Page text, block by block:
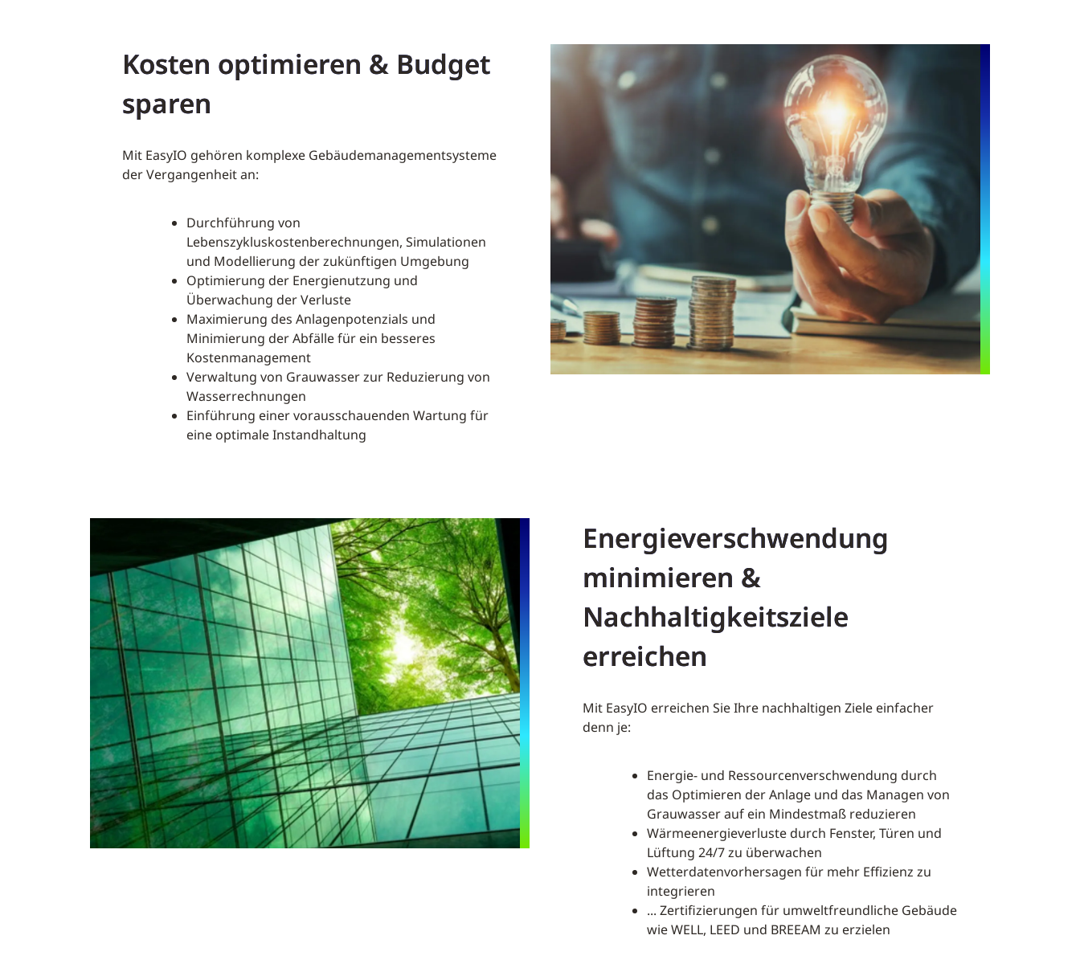
Kosten optimieren & Budget
sparen
Mit EasyIO gehören komplexe Gebäudemanagementsysteme
der Vergangenheit an:
Durchführung von
Lebenszykluskostenberechnungen, Simulationen
und Modellierung der zukünftigen Umgebung
Optimierung der Energienutzung und
Überwachung der Verluste
Maximierung des Anlagenpotenzials und
Minimierung der Abfälle für ein besseres
Kostenmanagement
Verwaltung von Grauwasser zur Reduzierung von
Wasserrechnungen
Einführung einer vorausschauenden Wartung für
eine optimale Instandhaltung
Energieverschwendung
minimieren &
Nachhaltigkeitsziele
erreichen
Mit EasyIO erreichen Sie Ihre nachhaltigen Ziele einfacher
denn je:
Energie- und Ressourcenverschwendung durch
das Optimieren der Anlage und das Managen von
Grauwasser auf ein Mindestmaß reduzieren
Wärmeenergieverluste durch Fenster, Türen und
Lüftung 24/7 zu überwachen
Wetterdatenvorhersagen für mehr Effizienz zu
integrieren
... Zertifizierungen für umweltfreundliche Gebäude
wie WELL, LEED und BREEAM zu erzielen